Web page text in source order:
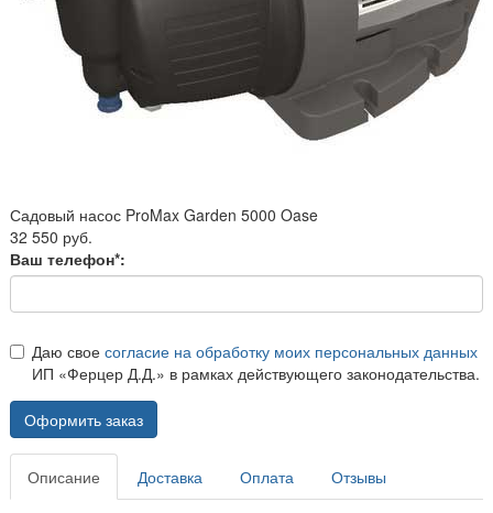
Садовый насос ProMax Garden 5000 Oase
32 550 руб.
Ваш телефон*:
Даю свое согласие на обработку моих персональных данных
ИП «Ферцер Д.Д.» в рамках действующего законодательства.
Оформить заказ
Описание Доставка Оплата Отзывы